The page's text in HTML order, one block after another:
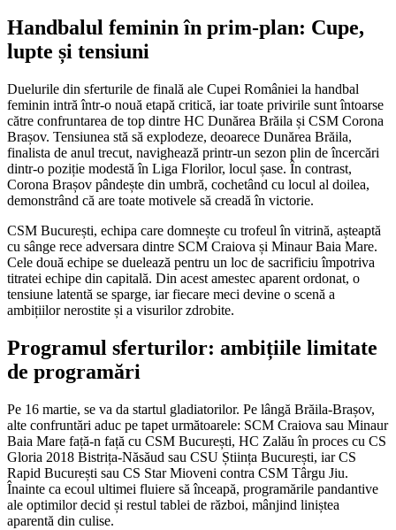
Handbalul feminin în prim-plan: Cupe,
lupte și tensiuni
Duelurile din sferturile de finală ale Cupei României la handbal
feminin intră într-o nouă etapă critică, iar toate privirile sunt întoarse
către confruntarea de top dintre HC Dunărea Brăila și CSM Corona
Brașov. Tensiunea stă să explodeze, deoarece Dunărea Brăila,
finalista de anul trecut, navighează printr-un sezon plin de încercări
dintr-o poziție modestă în Liga Florilor, locul șase. În contrast,
Corona Brașov pândește din umbră, cochetând cu locul al doilea,
demonstrând că are toate motivele să creadă în victorie.
CSM București, echipa care domnește cu trofeul în vitrină, așteaptă
cu sânge rece adversara dintre SCM Craiova și Minaur Baia Mare.
Cele două echipe se duelează pentru un loc de sacrificiu împotriva
titratei echipe din capitală. Din acest amestec aparent ordonat, o
tensiune latentă se sparge, iar fiecare meci devine o scenă a
ambițiilor nerostite și a visurilor zdrobite.
Programul sferturilor: ambițiile limitate
de programări
Pe 16 martie, se va da startul gladiatorilor. Pe lângă Brăila-Brașov,
alte confruntări aduc pe tapet următoarele: SCM Craiova sau Minaur
Baia Mare față-n față cu CSM București, HC Zalău în proces cu CS
Gloria 2018 Bistrița-Năsăud sau CSU Știința București, iar CS
Rapid București sau CS Star Mioveni contra CSM Târgu Jiu.
Înainte ca ecoul ultimei fluiere să înceapă, programările pandantive
ale optimilor decid și restul tablei de război, mânjind liniștea
aparentă din culise.